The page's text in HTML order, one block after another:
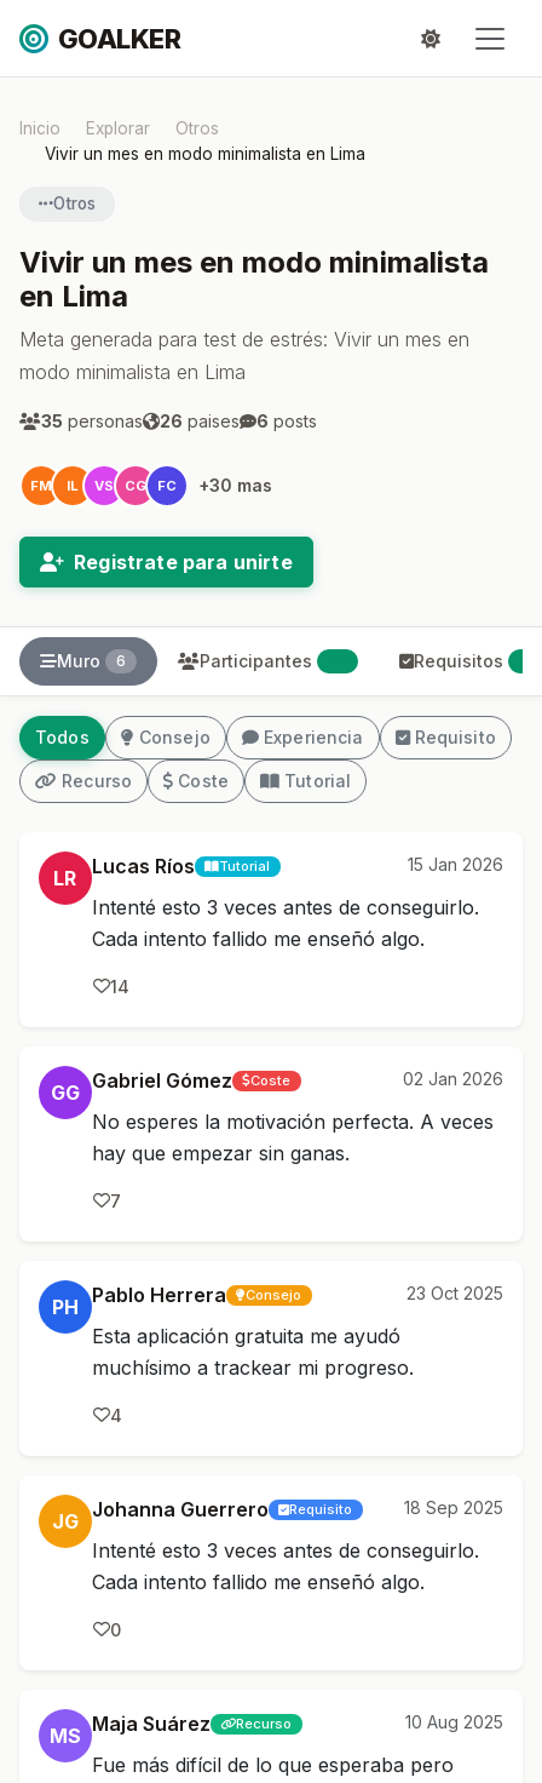
GOALKER
Inicio Explorar
Otros
Vivir un mes en modo minimalista en Lima
Otros
Vivir un mes en modo minimalista
en Lima
Meta generada para test de estrés: Vivir un mes en
modo minimalista en Lima
35 personas 26 paises 6 posts
FM IL VS CG FC +30 mas
Registrate para unirte
Muro 6 Participantes Requisitos
Todos Consejo Experiencia Requisito
Recurso Coste Tutorial
LR Lucas Ríos Tutorial 15 Jan 2026
Intenté esto 3 veces antes de conseguirlo.
Cada intento fallido me enseñó algo.
14
GG Gabriel Gómez Coste 02 Jan 2026
No esperes la motivación perfecta. A veces
hay que empezar sin ganas.
7
PH Pablo Herrera Consejo 23 Oct 2025
Esta aplicación gratuita me ayudó
muchísimo a trackear mi progreso.
4
JG Johanna Guerrero Requisito 18 Sep 2025
Intenté esto 3 veces antes de conseguirlo.
Cada intento fallido me enseñó algo.
0
MS Maja Suárez Recurso 10 Aug 2025
Fue más difícil de lo que esperaba pero